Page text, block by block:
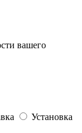
вашего
Установка